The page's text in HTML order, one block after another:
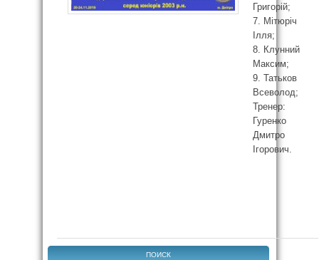
Григорій;
7. Мітюріч
Ілля;
8. Клунний
Максим;
9. Татьков
Всеволод;
Тренер:
Гуренко
Дмитро
Ігорович.
ПОИСК